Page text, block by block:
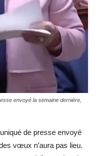
envoyé la semaine dernière,
de presse envoyé
vœux n’aura pas lieu.